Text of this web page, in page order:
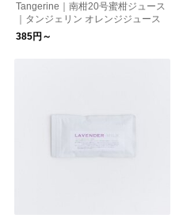
Tangerine｜南柑20号蜜柑ジュース
｜タンジェリン オレンジジュース
385円～